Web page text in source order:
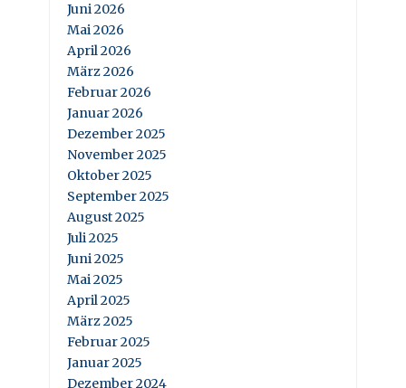
Juni 2026
Mai 2026
April 2026
März 2026
Februar 2026
Januar 2026
Dezember 2025
November 2025
Oktober 2025
September 2025
August 2025
Juli 2025
Juni 2025
Mai 2025
April 2025
März 2025
Februar 2025
Januar 2025
Dezember 2024